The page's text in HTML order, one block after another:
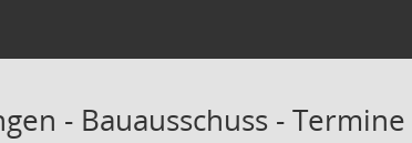
- Bauausschuss -